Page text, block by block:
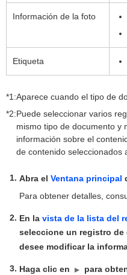
Información de la foto
Etiqueta
*1:Aparece cuando el tipo de
*2:Puede seleccionar varios
mismo tipo de documento y
información sobre el
de contenido seleccionados
Abra el Ventana principal
Para obtener detalles,
En la vista de la lista del
seleccione un registro
desee modificar la
Haga clic en
para